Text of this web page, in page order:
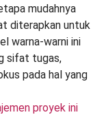
proyek ini